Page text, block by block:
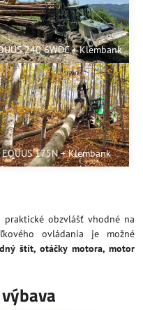
240 6WDC + Klembank
EQUUS 175N + Klembank
obzvlášť vhodné na
ovládania je možné
štít, otáčky motora, motor